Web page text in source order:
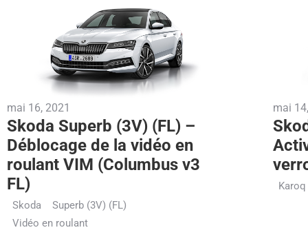
mai 16, 2021
Skoda Superb (3V) (FL) –
Déblocage de la vidéo en
roulant VIM (Columbus v3
FL)
Skoda
Superb (3V) (FL)
Vidéo en roulant
mai